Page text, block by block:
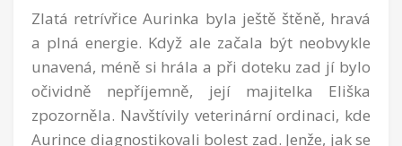
Zlatá retrívřice Aurinka byla ještě štěně, hravá
a plná energie. Když ale začala být neobvykle
unavená, méně si hrála a při doteku zad jí bylo
očividně nepříjemně, její majitelka Eliška
zpozorněla. Navštívily veterinární ordinaci, kde
Aurince diagnostikovali bolest zad. Jenže, jak se